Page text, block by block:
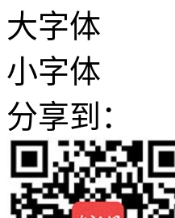
大字体
小字体
分享到：